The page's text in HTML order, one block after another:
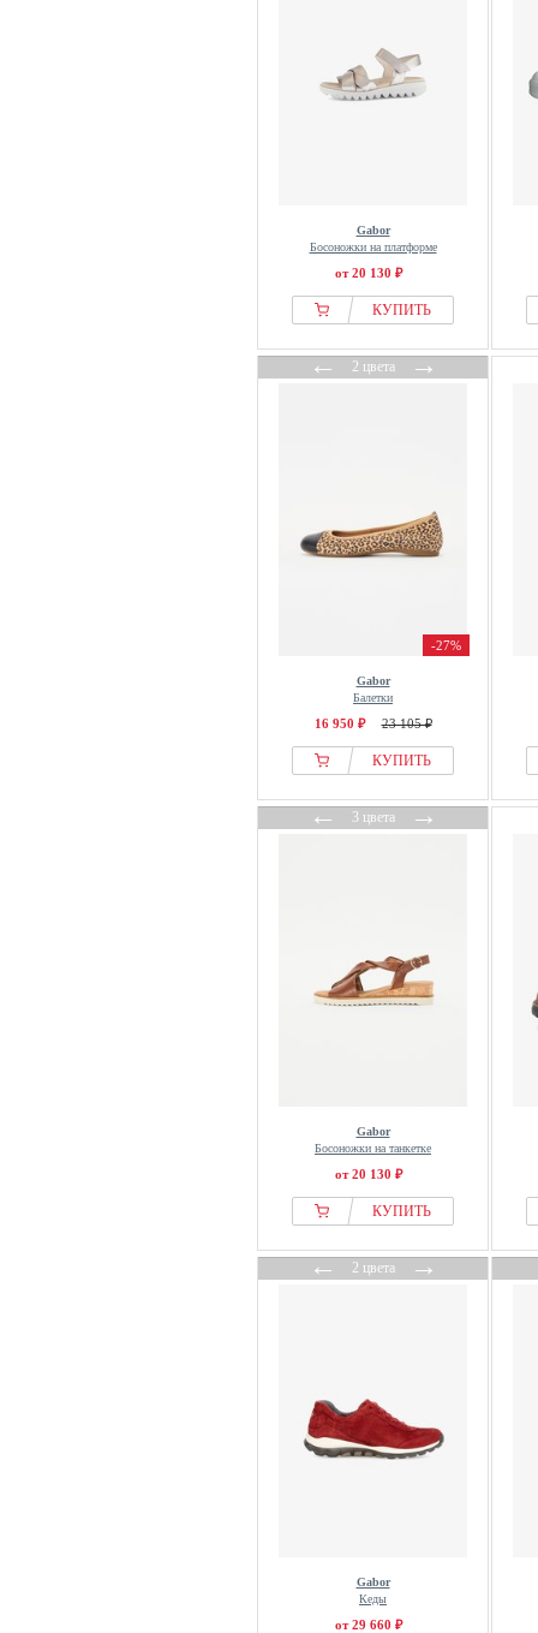
Gabor
Босоножки на платформе
от 20 130 ₽
КУПИТЬ
←2 цвета→
-27%
Gabor
Балетки
16 950 ₽ 23 105 ₽
КУПИТЬ
←3 цвета→
Gabor
Босоножки на танкетке
от 20 130 ₽
КУПИТЬ
←2 цвета→
Gabor
Кеды
от 29 660 ₽